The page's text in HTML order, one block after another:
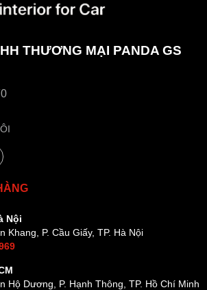
THƯƠNG MẠI PANDA GS
Nội
Khang, P. Cầu Giấy, TP. Hà Nội
Hộ Dương, P. Hạnh Thông, TP. Hồ Chí Minh